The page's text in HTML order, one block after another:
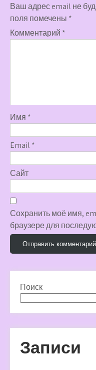
Ваш адрес email не
поля помечены *
Комментарий *
Имя *
Email *
Сайт
Сохранить моё имя,
браузере для
Поиск
Записи